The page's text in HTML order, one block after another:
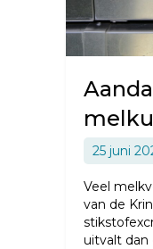
25 juni
Veel
van de
uitvalt dan